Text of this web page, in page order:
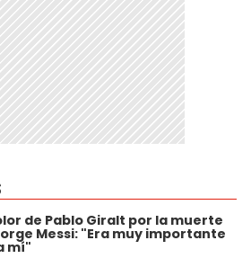
de Pablo Giralt por la muerte
Messi: "Era muy importante
mí"